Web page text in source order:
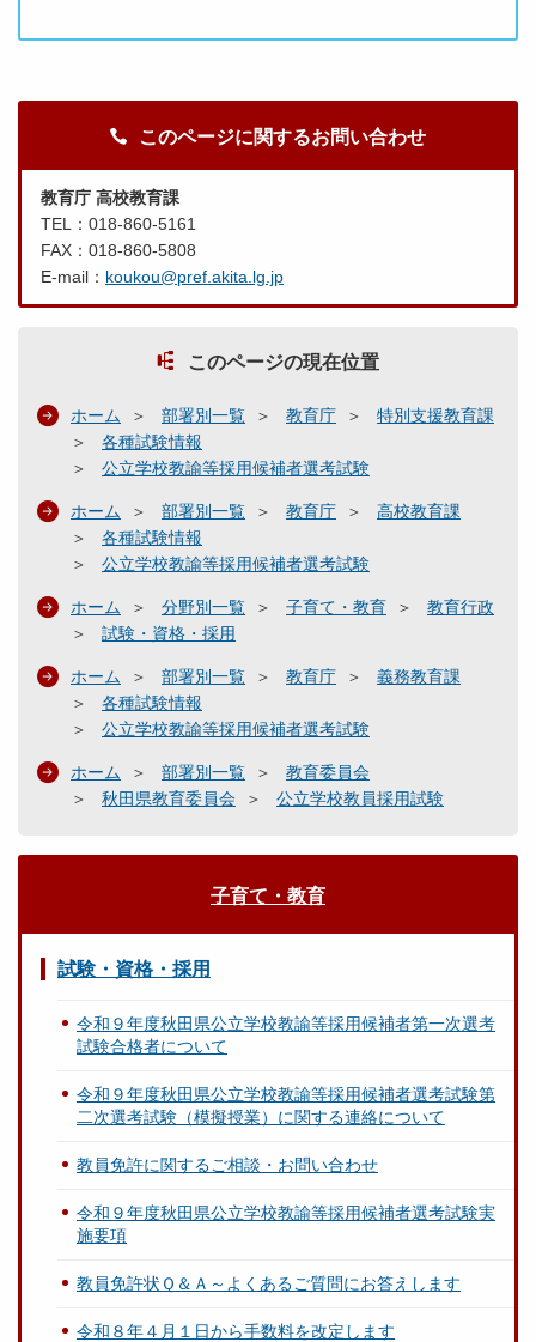
このページに関するお問い合わせ
教育庁 高校教育課
TEL：018-860-5161
FAX：018-860-5808
E-mail： koukou@pref.akita.lg.jp
このページの現在位置
ホーム 部署別一覧 教育庁
特別支援教育課
各種試験情報
公立学校教諭等採用候補者選考試験
ホーム 部署別一覧 教育庁
高校教育課
各種試験情報
公立学校教諭等採用候補者選考試験
ホーム 分野別一覧 子育て・教育
教育行政
試験・資格・採用
ホーム 部署別一覧 教育庁
義務教育課
各種試験情報
公立学校教諭等採用候補者選考試験
ホーム 部署別一覧
教育委員会
秋田県教育委員会
公立学校教員採用試験
子育て・教育
試験・資格・採用
令和９年度秋田県公立学校教諭等採用候補者第一次選考
試験合格者について
令和９年度秋田県公立学校教諭等採用候補者選考試験第
二次選考試験（模擬授業）に関する連絡について
教員免許に関するご相談・お問い合わせ
令和９年度秋田県公立学校教諭等採用候補者選考試験実
施要項
教員免許状Ｑ＆Ａ～よくあるご質問にお答えします
令和８年４月１日から手数料を改定します